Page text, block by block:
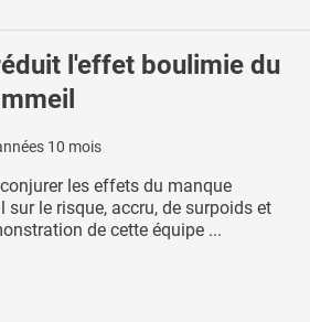
l'effet boulimie du
10 mois
conjurer les effets du manque
le risque, accru, de surpoids et
de cette équipe ...